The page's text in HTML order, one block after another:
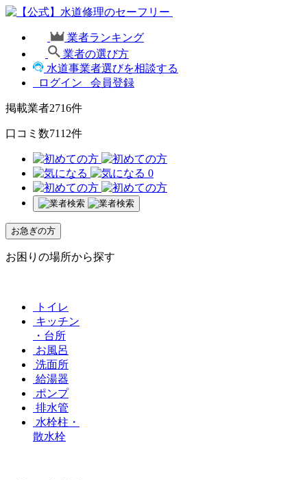
業者ランキング
業者の選び方
水道事業者選びを相談する
ログイン
会員登録
掲載業者2716件
口コミ数7112件
0
お急ぎの方
お困りの場所から探す
トイレ
キッチン
・台所
お風呂
洗面所
給湯器
ポンプ
排水管
水栓柱・
散水栓